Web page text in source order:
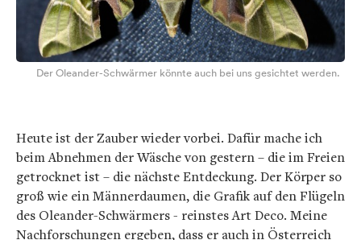
Der Oleander-Schwärmer könnte auch bei uns gesichtet werden.
Heute ist der Zauber wieder vorbei. Dafür mache ich
beim Abnehmen der Wäsche von gestern – die im Freien
getrocknet ist – die nächste Entdeckung. Der Körper so
groß wie ein Männerdaumen, die Grafik auf den Flügeln
des Oleander-Schwärmers - reinstes Art Deco. Meine
Nachforschungen ergeben, dass er auch in Österreich